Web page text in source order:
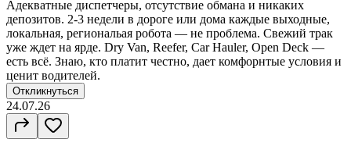
Адекватные диспетчеры, отсутствие обмана и никаких
депозитов. 2-3 недели в дороге или дома каждые выходные,
локальная, региональая робота — не проблема. Свежий трак
уже ждет на ярде. Dry Van, Reefer, Car Hauler, Open Deck —
есть всё. Знаю, кто платит честно, дает комфорнтые условия и
ценит водителей.
Откликнуться
24.07.26